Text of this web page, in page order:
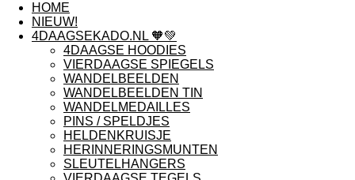
HOME
NIEUW!
4DAAGSEKADO.NL 🧡💚
4DAAGSE HOODIES
VIERDAAGSE SPIEGELS
WANDELBEELDEN
WANDELBEELDEN TIN
WANDELMEDAILLES
PINS / SPELDJES
HELDENKRUISJE
HERINNERINGSMUNTEN
SLEUTELHANGERS